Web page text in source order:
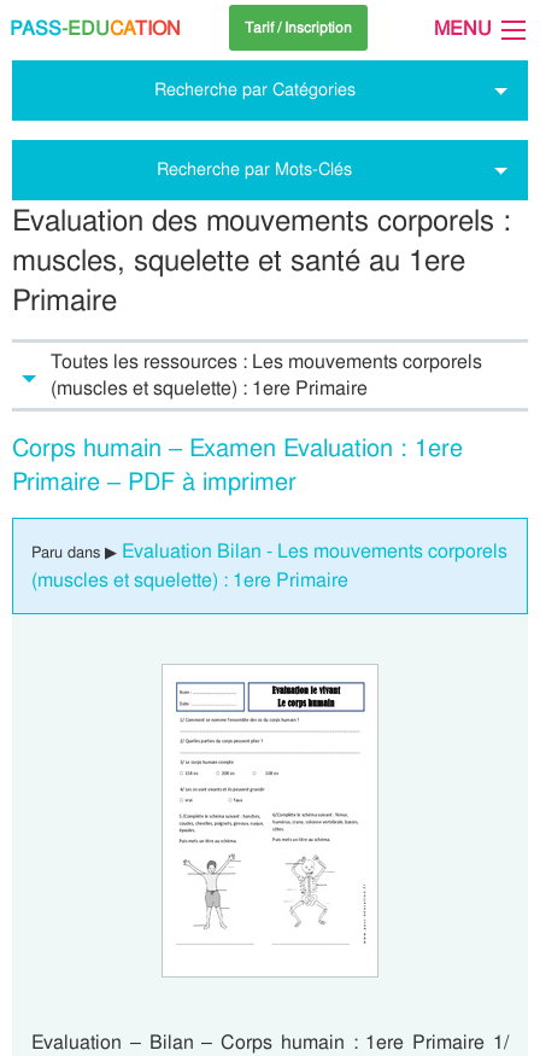
PASS-EDUCATION Tarif / Inscription MENU
Recherche par Catégories
Recherche par Mots-Clés
Evaluation des mouvements corporels :
muscles, squelette et santé au 1ere
Primaire
Toutes les ressources : Les mouvements corporels
(muscles et squelette) : 1ere Primaire
Corps humain – Examen Evaluation : 1ere
Primaire – PDF à imprimer
Paru dans ▶ Evaluation Bilan - Les mouvements corporels
(muscles et squelette) : 1ere Primaire
Evaluation – Bilan – Corps humain : 1ere Primaire 1/